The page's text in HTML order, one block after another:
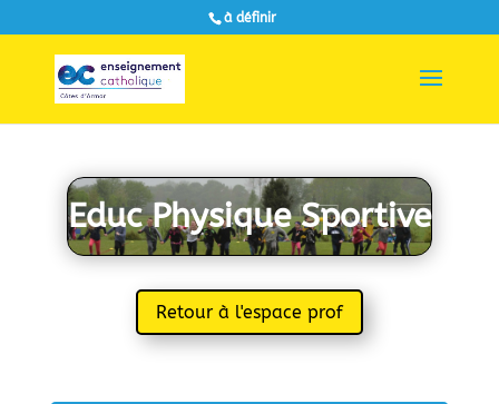
à définir
Educ Physique Sportive
Retour à l'espace prof